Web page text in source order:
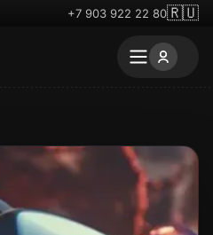
+7 903 922 22 80🇷🇺